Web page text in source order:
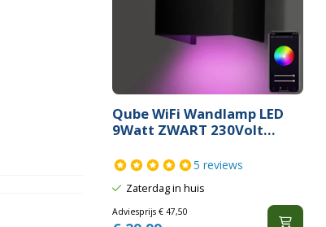
Qube WiFi Wandlamp LED
9Watt ZWART 230Volt...
5 reviews
Zaterdag in huis
Adviesprijs €47,50